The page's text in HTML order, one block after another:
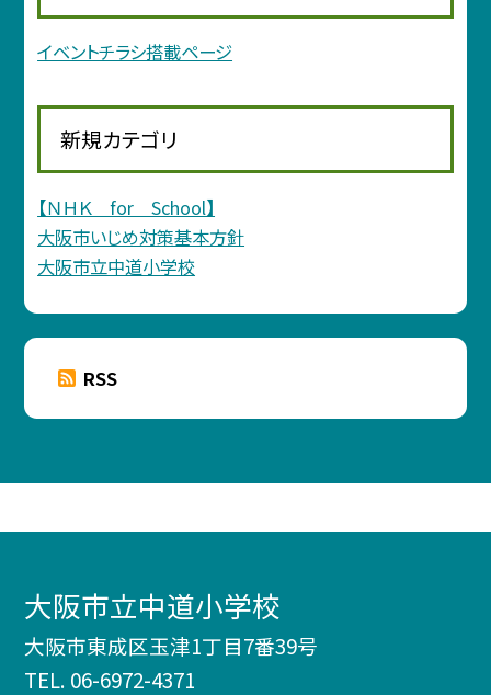
イベントチラシ搭載ページ
新規カテゴリ
【ＮＨＫ for School】
大阪市いじめ対策基本方針
大阪市立中道小学校
RSS
大阪市立中道小学校
大阪市東成区玉津1丁目7番39号
TEL. 06-6972-4371